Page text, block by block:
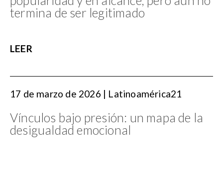
termina de ser legitimado
LEER
17 de marzo de 2026 | Latinoamérica21
Vínculos bajo presión: un mapa de la
desigualdad emocional